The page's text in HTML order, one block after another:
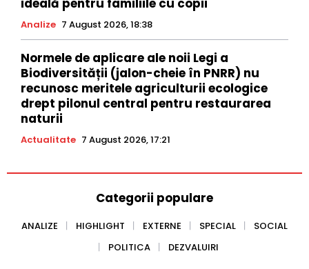
Analize 7 August 2026, 18:38
Normele de aplicare ale noii Legi a
Biodiversității (jalon-cheie în PNRR) nu
recunosc meritele agriculturii ecologice
drept pilonul central pentru restaurarea
naturii
Actualitate 7 August 2026, 17:21
Categorii populare
ANALIZE HIGHLIGHT EXTERNE SPECIAL
SOCIAL
POLITICA
DEZVALUIRI